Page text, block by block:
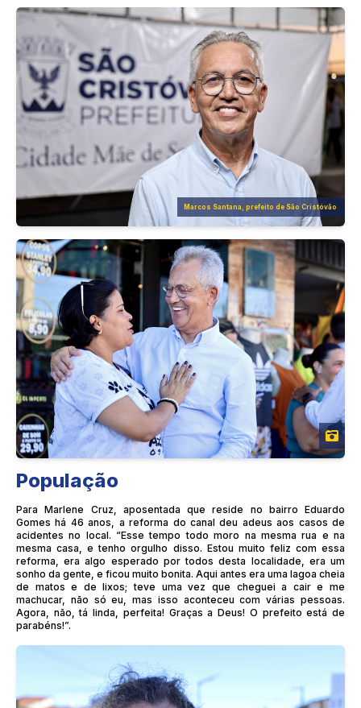
Marcos Santana, prefeito de São Cristóvão
População
Para Marlene Cruz, aposentada que reside no bairro Eduardo
Gomes há 46 anos, a reforma do canal deu adeus aos casos de
acidentes no local. “Esse tempo todo moro na mesma rua e na
mesma casa, e tenho orgulho disso. Estou muito feliz com essa
reforma, era algo esperado por todos desta localidade, era um
sonho da gente, e ficou muito bonita. Aqui antes era uma lagoa cheia
de matos e de lixos; teve uma vez que cheguei a cair e me
machucar, não só eu, mas isso aconteceu com várias pessoas.
Agora, não, tá linda, perfeita! Graças a Deus! O prefeito está de
parabéns!”.